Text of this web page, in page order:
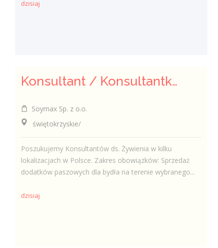
dzisiaj
Konsultant / Konsultantka ds. żywienia
Soymax Sp. z o.o.
świętokrzyskie/
Poszukujemy Konsultantów ds. Żywienia w kilku
lokalizacjach w Polsce. Zakres obowiązków: Sprzedaż
dodatków paszowych dla bydła na terenie wybranego...
dzisiaj